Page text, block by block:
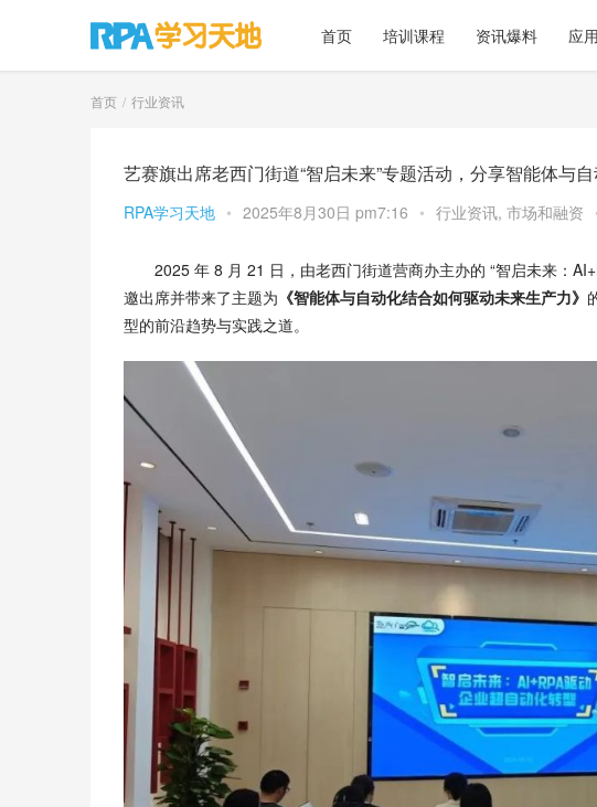
首页 培训课程 资讯爆料 应
首页 行业资讯
艺赛旗出席老西门街道“智启未来”专题活动，分享智能体与
RPA学习天地 • 2025年8月30日 pm7:16 • 行业资讯, 市场和融资
2025 年 8 月 21 日，由老西门街道营商办主办的 “智启未来：
邀出席并带来了主题为 《智能体与自动化结合如何驱动未来生产力》
型的前沿趋势与实践之道。